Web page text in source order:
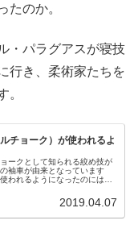
たのか。
・パラグアスが寝技
行き、柔術家たちを
。
チョーク）が使われるよ
ークとして知られる絞め技が
袖車が由来となっています
われるようになったのにはあ
2019.04.07